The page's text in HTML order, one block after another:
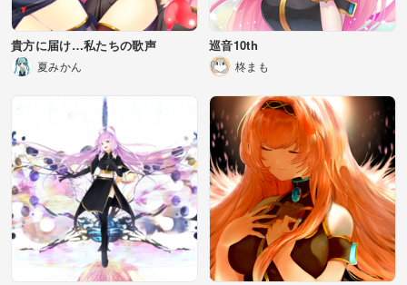
貴方に届け…私たちの歌声
夏みかん
巡音10th
柊まも